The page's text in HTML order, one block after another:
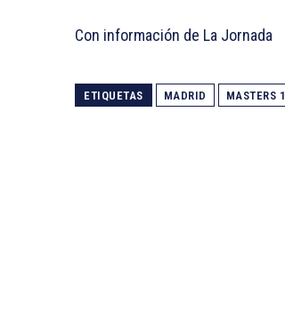
Con información de La Jornada
ETIQUETAS MADRID MASTERS